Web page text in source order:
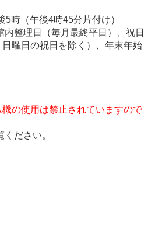
時（午後4時45分片付け）
整理日（毎月最終平日）、祝日
日曜日の祝日を除く）、年末年始
の使用は禁止されていますので
ください。